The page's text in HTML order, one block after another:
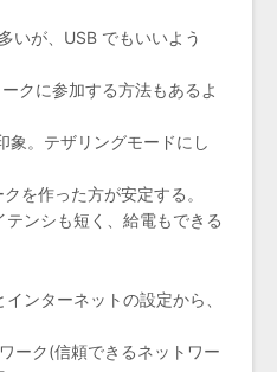
いが、USB でもいいよう
クに参加する方法もあるよ
象。テザリングモードにし
を作った方が安定する。
ンシも短く、給電もできる
ンターネットの設定から、
ーク(信頼できるネットワー